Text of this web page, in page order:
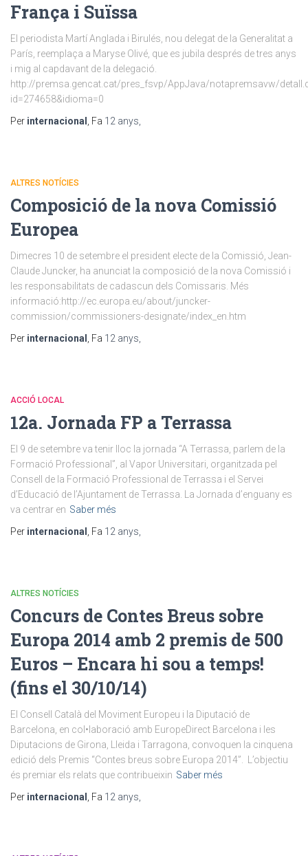
França i Suïssa
El periodista Martí Anglada i Birulés, nou delegat de la Generalitat a
París, reemplaça a Maryse Olivé, que es jubila després de tres anys
i mig al capdavant de la delegació.
http://premsa.gencat.cat/pres_fsvp/AppJava/notapremsavw/
id=274658&idioma=0
Per internacional , Fa 12 anys
ALTRES NOTÍCIES
Composició de la nova Comissió
Europea
Dimecres 10 de setembre el president electe de la Comissió, Jean-
Claude Juncker, ha anunciat la composició de la nova Comissió i
les responsabilitats de cadascun dels Comissaris. Més
informació:http://ec.europa.eu/about/juncker-
commission/commissioners-designate/index_en.htm
Per internacional , Fa 12 anys
ACCIÓ LOCAL
12a. Jornada FP a Terrassa
El 9 de setembre va tenir lloc la jornada “A Terrassa, parlem de la
Formació Professional”, al Vapor Universitari, organitzada pel
Consell de la Formació Professional de Terrassa i el Servei
d’Educació de l’Ajuntament de Terrassa. La Jornada d’enguany es
va centrar en Saber més
Per internacional , Fa 12 anys
ALTRES NOTÍCIES
Concurs de Contes Breus sobre
Europa 2014 amb 2 premis de 500
Euros – Encara hi sou a temps!
(fins el 30/10/14)
El Consell Català del Moviment Europeu i la Diputació de
Barcelona, en col•laboració amb EuropeDirect Barcelona i les
Diputacions de Girona, Lleida i Tarragona, convoquen la cinquena
edició dels Premis “Contes breus sobre Europa 2014”. L’objectiu
és premiar els relats que contribueixin Saber més
Per internacional , Fa 12 anys